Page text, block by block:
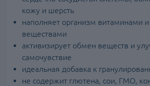
кожу и шерсть
наполняет организм витаминами
веществами
активизирует обмен веществ и
самочувствие
идеальная добавка к
не содержит глютена, сои, ГМО,